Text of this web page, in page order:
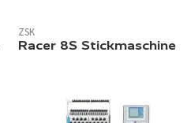
ZSK
Racer 8S Stickmaschine